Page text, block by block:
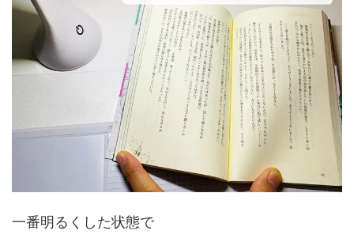
一番明るくした状態で